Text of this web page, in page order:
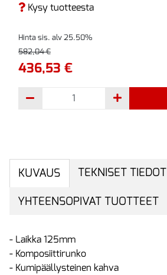
Kysy tuotteesta
Hinta sis. alv 25.50%
582,04 €
436,53 €
KUVAUS
TEKNISET TIEDOT
YHTEENSOPIVAT TUOTTEET
- Laikka 125mm
- Komposiittirunko
- Kumipäällysteinen kahva